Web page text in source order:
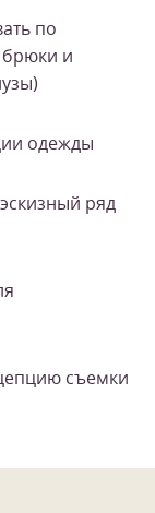
по
брюки и
одежды
ряд
съемки